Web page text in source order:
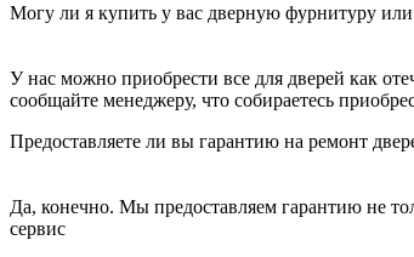
Могу ли я купить у вас дверную фурнитуру
У нас можно приобрести все для дверей как
сообщайте менеджеру, что собираетесь
Предоставляете ли вы гарантию на ремонт
Да, конечно. Мы предоставляем гарантию не
сервис